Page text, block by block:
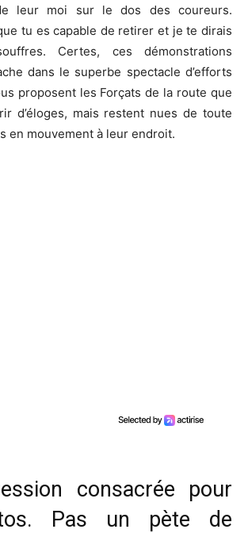
leur moi sur le dos des coureurs.
tu es capable de retirer et je te dirais
Certes, ces démonstrations
dans le superbe spectacle d’efforts
proposent les Forçats de la route que
d’éloges, mais restent nues de toute
en mouvement à leur endroit.
consacrée pour
Pas un pète de